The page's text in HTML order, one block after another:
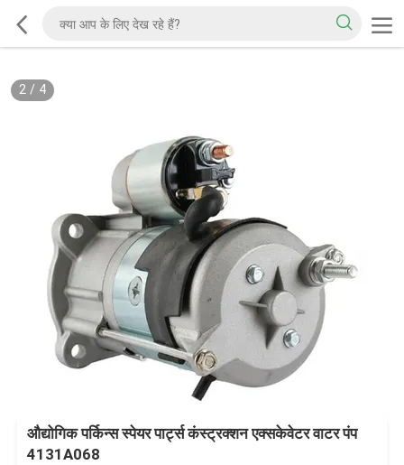
2/ 4
औद्योगिक पर्किन्स स्पेयर पार्ट्स कंस्ट्रक्शन एक्सकेवेटर वाटर पंप
4131A068